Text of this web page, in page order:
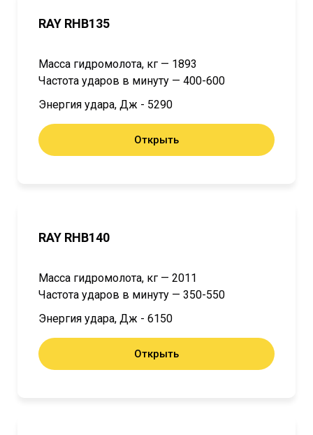
RAY RHB135
Масса гидромолота, кг — 1893
Частота ударов в минуту — 400-600
Энергия удара, Дж - 5290
Открыть
RAY RHB140
Масса гидромолота, кг — 2011
Частота ударов в минуту — 350-550
Энергия удара, Дж - 6150
Открыть